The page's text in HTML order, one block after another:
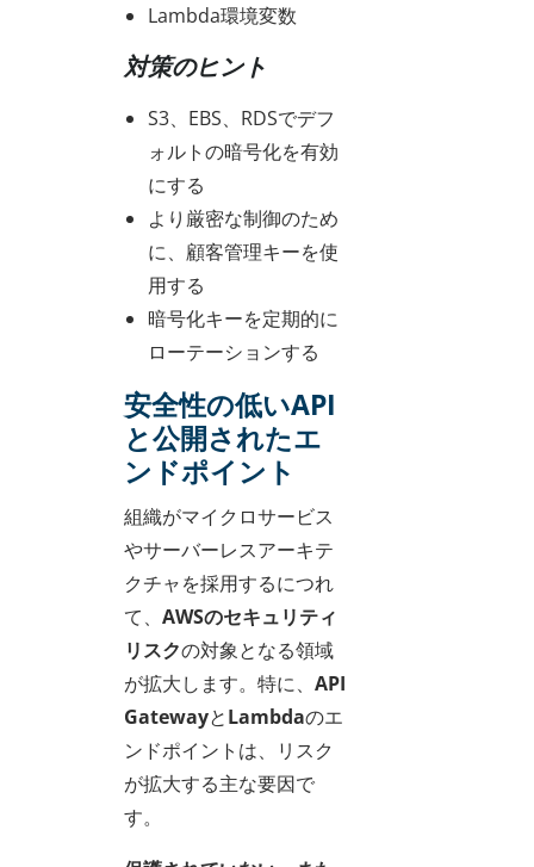
Lambda環境変数
対策のヒント
S3、EBS、RDSでデフ
ォルトの暗号化を有効
にする
より厳密な制御のため
に、顧客管理キーを使
用する
暗号化キーを定期的に
ローテーションする
安全性の低いAPI
と公開されたエ
ンドポイント
組織がマイクロサービス
やサーバーレスアーキテ
クチャを採用するにつれ
て、 AWSのセキュリティ
リスクの対象となる領域
が拡大します。特に、 API
GatewayとLambdaのエ
ンドポイントは、リスク
が拡大する主な要因で
す。